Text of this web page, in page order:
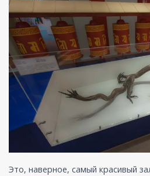
Это, наверное, самый красивый